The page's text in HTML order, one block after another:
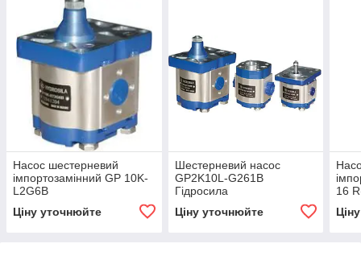
Насос шестерневий
імпортозамінний GP 10K-
L2G6B
Ціну уточнюйте
Шестерневий насос
GP2K10L-G261B
Гідросила
Ціну уточнюйте
16